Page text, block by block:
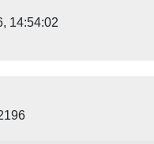
14:54:02